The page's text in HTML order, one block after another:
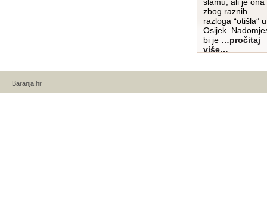
slamu, ali je ona
zbog raznih
razloga “otišla” u
Osijek.
bi je …pročitaj
više…
Baranja.hr